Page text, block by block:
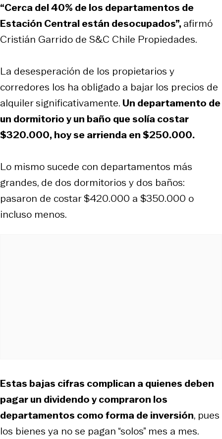
“Cerca del 40% de los departamentos de
Estación Central están desocupados”,afirmó
Cristián Garrido de S&C Chile Propiedades.
La desesperación de los propietarios y
corredores los ha obligado a bajar los precios de
alquiler significativamente. Un departamento de
un dormitorio y un baño que solía costar
$320.000, hoy se arrienda en $250.000.
Lo mismo sucede con departamentos más
grandes, de dos dormitorios y dos baños:
pasaron de costar $420.000 a $350.000 o
incluso menos.
Estas bajas cifras complican a quienes deben
pagar un dividendo y compraron los
departamentos como forma de inversión, pues
los bienes ya no se pagan “solos” mes a mes.